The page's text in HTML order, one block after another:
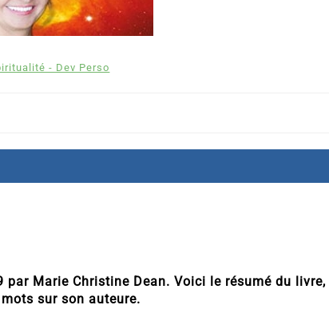
- Dev Perso
par Marie Christine Dean. Voici le résumé du livre,
sur son auteure.
Dans Thriller
Le coupable n’est pas Camille